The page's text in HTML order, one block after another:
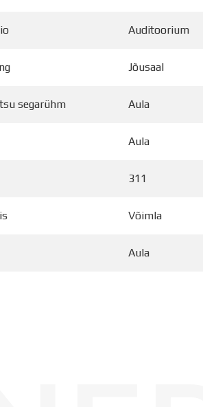
Auditoorium
Jõusaal
segarühm Aula
Aula
311
Võimla
Aula